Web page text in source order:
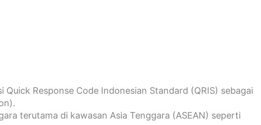
Response Code Indonesian Standard (QRIS) sebagai
terutama di kawasan Asia Tenggara (ASEAN) seperti